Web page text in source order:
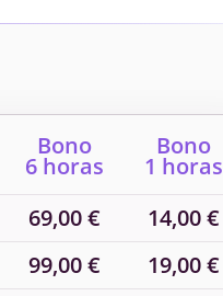
Bono
6 horas
Bono
1 horas
69,00 €
14,00 €
99,00 €
19,00 €